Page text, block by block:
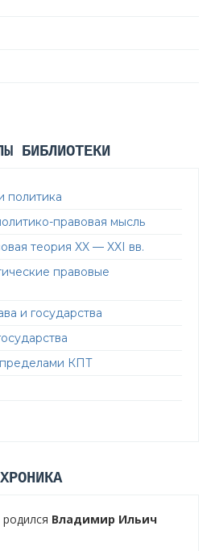
БИБЛИОТЕКИ
политика
правовая мысль
теория XX — XXI вв.
правовые
и государства
пределами КПТ
ХРОНИКА
родился Владимир Ильич